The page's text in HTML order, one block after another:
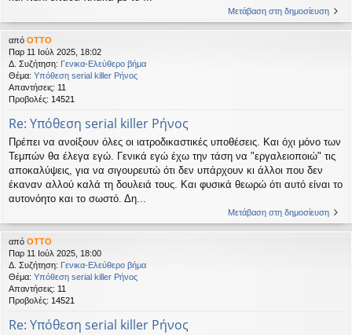
Μετάβαση στη δημοσίευση
από OTTO
Παρ 11 Ιούλ 2025, 18:02
Δ. Συζήτηση: Γενικα-Ελεύθερο βήμα
Θέμα: Υπόθεση serial killer Ρήνος
Απαντήσεις: 11
Προβολές: 14521
Re: Υπόθεση serial killer Ρήνος
Πρέπει να ανοίξουν όλες οι ιατροδικαστικές υποθέσεις. Και όχι μόνο των
Τεμπών θα έλεγα εγώ. Γενικά εγώ έχω την τάση να "εργαλειοποιώ" τις
αποκαλύψεις, για να σιγουρευτώ ότι δεν υπάρχουν κι άλλοι που δεν
έκαναν αλλού καλά τη δουλειά τους. Και φυσικά θεωρώ ότι αυτό είναι το
αυτονόητο και το σωστό. Δη...
Μετάβαση στη δημοσίευση
από OTTO
Παρ 11 Ιούλ 2025, 18:00
Δ. Συζήτηση: Γενικα-Ελεύθερο βήμα
Θέμα: Υπόθεση serial killer Ρήνος
Απαντήσεις: 11
Προβολές: 14521
Re: Υπόθεση serial killer Ρήνος